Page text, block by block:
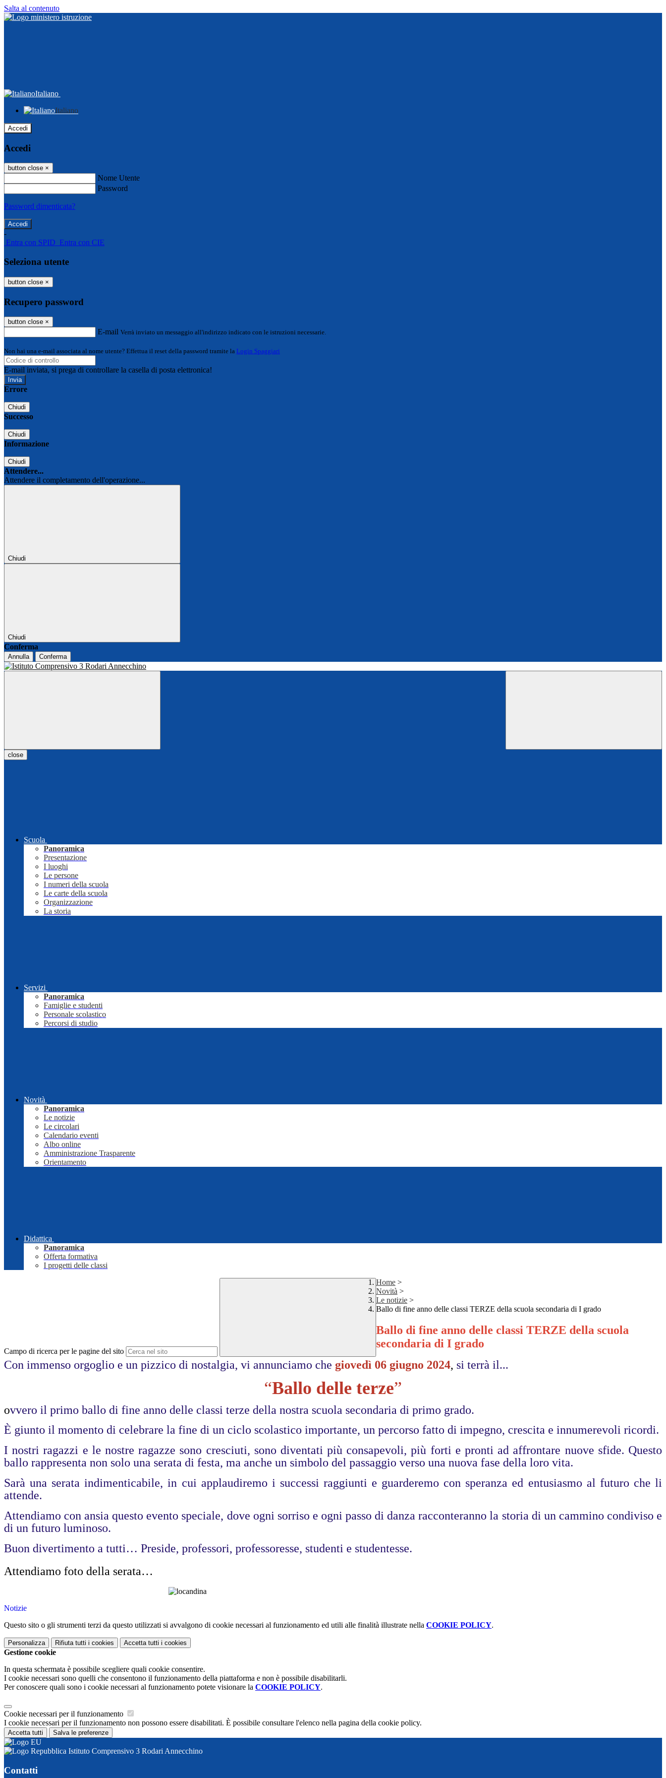
Salta al contenuto
Italiano
Italiano
Accedi
Accedi
button close ×
Nome Utente
Password
Password dimenticata?
-
Entra con SPID Entra con CIE
Seleziona utente
button close ×
Recupero password
button close ×
E-mail Verrà inviato un messaggio all'indirizzo indicato con le istruzioni necessarie.
Non hai una e-mail associata al nome utente? Effettua il reset della password tramite la Login Spaggiari
E-mail inviata, si prega di controllare la casella di posta elettronica!
Errore
Chiudi
Successo
Chiudi
Informazione
Chiudi
Attendere...
Attendere il completamento dell'operazione...
Chiudi
Chiudi
Conferma
Annulla Conferma
close
Scuola
Panoramica
Presentazione
I luoghi
Le persone
I numeri della scuola
Le carte della scuola
Organizzazione
La storia
Servizi
Panoramica
Famiglie e studenti
Personale scolastico
Percorsi di studio
Novità
Panoramica
Le notizie
Le circolari
Calendario eventi
Albo online
Amministrazione Trasparente
Orientamento
Didattica
Panoramica
Offerta formativa
I progetti delle classi
Campo di ricerca per le pagine del sito
Home >
Novità >
Le notizie >
Ballo di fine anno delle classi TERZE della scuola secondaria di I grado
Ballo di fine anno delle classi TERZE della scuola
secondaria di I grado
Con immenso orgoglio e un pizzico di nostalgia, vi annunciamo che giovedì 06 giugno 2024, si terrà il...
“Ballo delle terze”
ovvero il primo ballo di fine anno delle classi terze della nostra scuola secondaria di primo grado.
È giunto il momento di celebrare la fine di un ciclo scolastico importante, un percorso fatto di impegno, crescita e innumerevoli ricordi.
I nostri ragazzi e le nostre ragazze sono cresciuti, sono diventati più consapevoli, più forti e pronti ad affrontare nuove sfide. Questo
ballo rappresenta non solo una serata di festa, ma anche un simbolo del passaggio verso una nuova fase della loro vita.
Sarà una serata indimenticabile, in cui applaudiremo i successi raggiunti e guarderemo con speranza ed entusiasmo al futuro che li
attende.
Attendiamo con ansia questo evento speciale, dove ogni sorriso e ogni passo di danza racconteranno la storia di un cammino condiviso e
di un futuro luminoso.
Buon divertimento a tutti… Preside, professori, professoresse, studenti e studentesse.
Attendiamo foto della serata…
Notizie
Questo sito o gli strumenti terzi da questo utilizzati si avvalgono di cookie necessari al funzionamento ed utili alle finalità illustrate nella COOKIE POLICY.
Personalizza Rifiuta tutti i cookies Accetta tutti i cookies
Gestione cookie
In questa schermata è possibile scegliere quali cookie consentire.
I cookie necessari sono quelli che consentono il funzionamento della piattaforma e non è possibile disabilitarli.
Per conoscere quali sono i cookie necessari al funzionamento potete visionare la COOKIE POLICY.
Cookie necessari per il funzionamento
I cookie necessari per il funzionamento non possono essere disabilitati. È possibile consultare l'elenco nella pagina della cookie policy.
Accetta tutti Salva le preferenze
Istituto Comprensivo 3 Rodari Annecchino
Contatti